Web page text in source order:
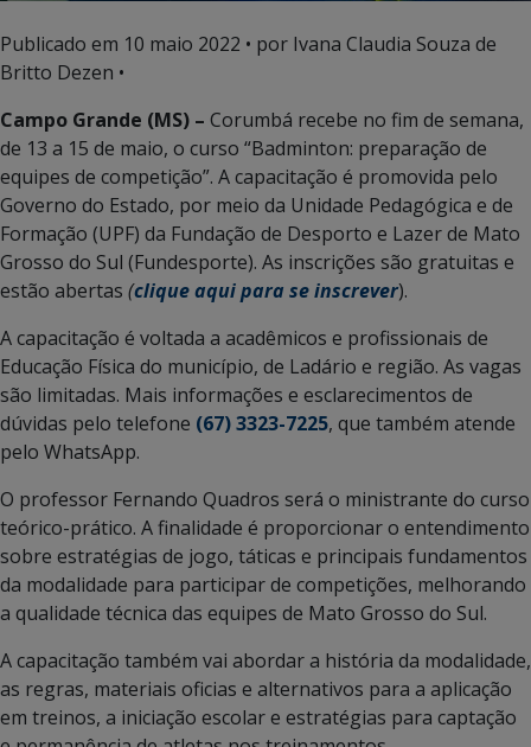
Publicado em 10 maio 2022 • por Ivana Claudia Souza de
Britto Dezen •
Campo Grande (MS) – Corumbá recebe no fim de semana,
de 13 a 15 de maio, o curso “Badminton: preparação de
equipes de competição”. A capacitação é promovida pelo
Governo do Estado, por meio da Unidade Pedagógica e de
Formação (UPF) da Fundação de Desporto e Lazer de Mato
Grosso do Sul (Fundesporte). As inscrições são gratuitas e
estão abertas (clique aqui para se inscrever).
A capacitação é voltada a acadêmicos e profissionais de
Educação Física do município, de Ladário e região. As vagas
são limitadas. Mais informações e esclarecimentos de
dúvidas pelo telefone (67) 3323-7225, que também atende
pelo WhatsApp.
O professor Fernando Quadros será o ministrante do curso
teórico-prático. A finalidade é proporcionar o entendimento
sobre estratégias de jogo, táticas e principais fundamentos
da modalidade para participar de competições, melhorando
a qualidade técnica das equipes de Mato Grosso do Sul.
A capacitação também vai abordar a história da modalidade,
as regras, materiais oficias e alternativos para a aplicação
em treinos, a iniciação escolar e estratégias para captação